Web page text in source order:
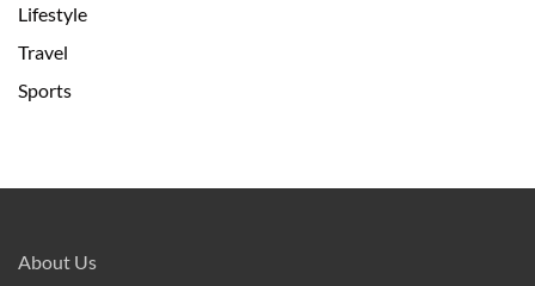
Lifestyle
Travel
Sports
About Us